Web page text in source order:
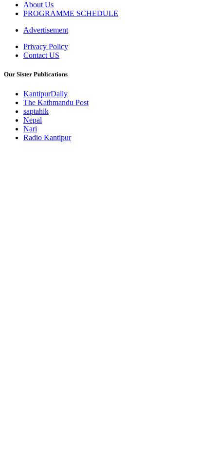
About Us
PROGRAMME SCHEDULE
Advertisement
Privacy Policy
Contact US
Our Sister Publications
KantipurDaily
The Kathmandu Post
saptahik
Nepal
Nari
Radio Kantipur